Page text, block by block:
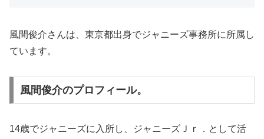
風間俊介さんは、東京都出身でジャニーズ事務所に所属し
ています。
風間俊介のプロフィール。
14歳でジャニーズに入所し、ジャニーズＪｒ．として活